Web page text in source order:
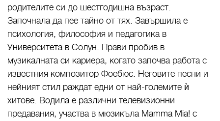
родителите си до шестгодишна възраст.
Започнала да пее тайно от тях. Завършила е
психология, философия и педагогика в
Университета в Солун. Прави пробив в
музикалната си кариера, когато започва работа с
известния композитор Фоебюс. Неговите песни и
нейният стил раждат едни от най-големите ѝ
хитове. Водила е различни телевизионни
предавания, участва в мюзикъла Mamma Mia! с